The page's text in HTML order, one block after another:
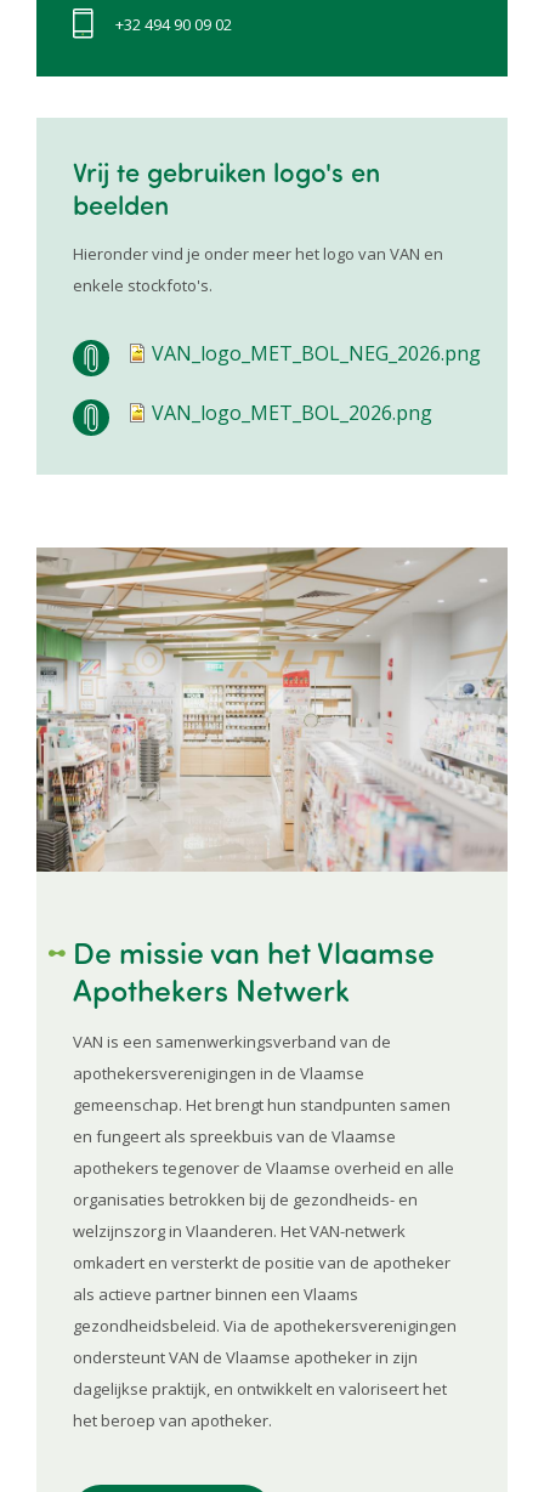
+32 494 90 09 02
Vrij te gebruiken logo's en
beelden
Hieronder vind je onder meer het logo van VAN en
enkele stockfoto's.
VAN_logo_MET_BOL_NEG_2026.png
VAN_logo_MET_BOL_2026.png
De missie van het Vlaamse
Apothekers Netwerk
VAN is een samenwerkingsverband van de
apothekersverenigingen in de Vlaamse
gemeenschap. Het brengt hun standpunten samen
en fungeert als spreekbuis van de Vlaamse
apothekers tegenover de Vlaamse overheid en alle
organisaties betrokken bij de gezondheids- en
welzijnszorg in Vlaanderen. Het VAN-netwerk
omkadert en versterkt de positie van de apotheker
als actieve partner binnen een Vlaams
gezondheidsbeleid. Via de apothekersverenigingen
ondersteunt VAN de Vlaamse apotheker in zijn
dagelijkse praktijk, en ontwikkelt en valoriseert het
het beroep van apotheker.
Image